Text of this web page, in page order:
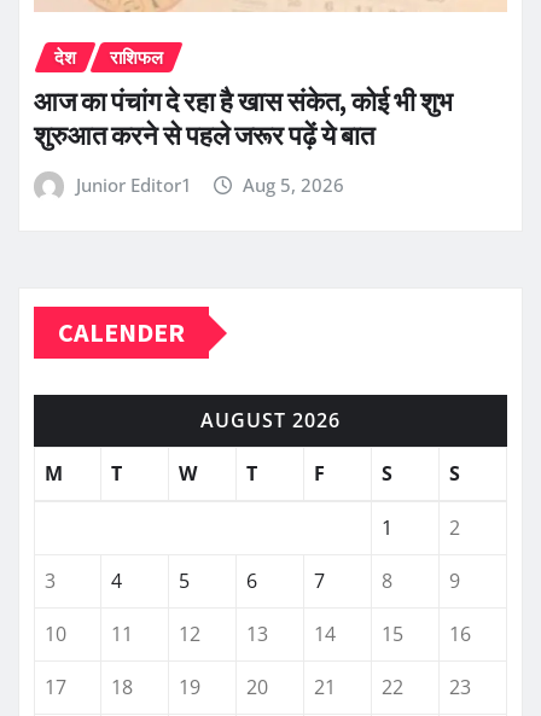
देश राशिफल
आज का पंचांग दे रहा है खास संकेत, कोई भी शुभ
शुरुआत करने से पहले जरूर पढ़ें ये बात
Junior Editor1 Aug 5, 2026
CALENDER
AUGUST 2026
M
T W T F S S
1
2
3
4 5 6 7 8
9
10
11 12 13 14 15
16
17
18 19 20 21 22
23